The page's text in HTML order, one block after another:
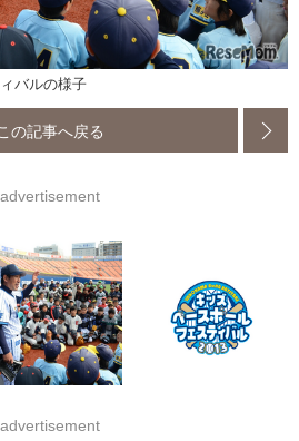
バルの様子
この記事へ戻る
advertisement
advertisement